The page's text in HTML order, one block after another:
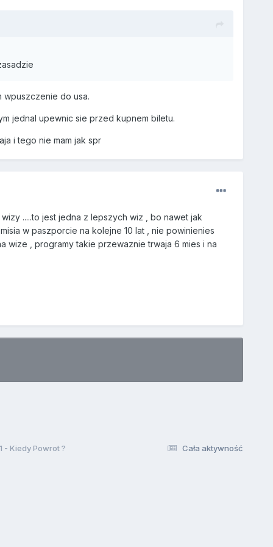
wpuszczenie do usa.
jednal upewnic sie przed kupnem biletu.
i tego nie mam jak spr
.....to jest jedna z lepszych wiz , bo nawet jak
w paszporcie na kolejne 10 lat , nie powinienies
wize , programy takie przewaznie trwaja 6 mies i na
Cała aktywność
- Kiedy Powrot ?